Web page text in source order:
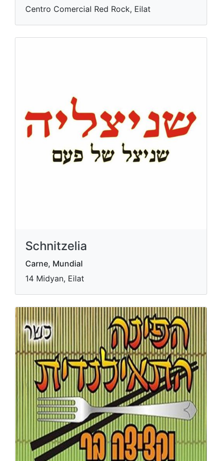
Centro Comercial Red Rock, Eilat
Schnitzelia
Carne, Mundial
14 Midyan, Eilat